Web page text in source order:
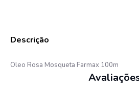
Oleo Rosa Mosqueta Farmax 100m